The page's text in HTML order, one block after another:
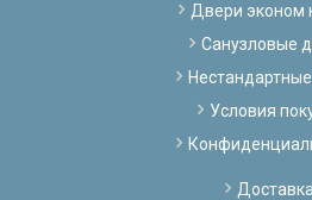
Двери эконом
Санузловые
Условия
Доставка